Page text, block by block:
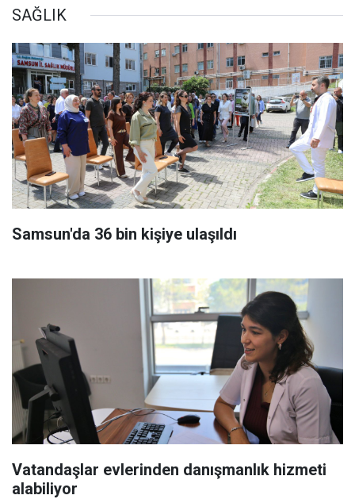
SAĞLIK
Samsun'da 36 bin kişiye ulaşıldı
Vatandaşlar evlerinden danışmanlık hizmeti
alabiliyor